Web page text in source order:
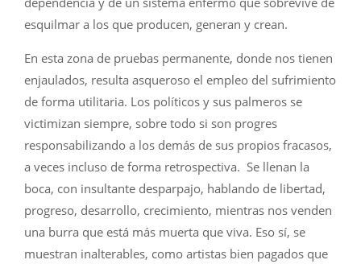
esquilmar a los que producen, generan y crean.
En esta zona de pruebas permanente, donde nos tienen
enjaulados, resulta asqueroso el empleo del sufrimiento
de forma utilitaria. Los políticos y sus palmeros se
victimizan siempre, sobre todo si son progres
responsabilizando a los demás de sus propios fracasos,
a veces incluso de forma retrospectiva. Se llenan la
boca, con insultante desparpajo, hablando de libertad,
progreso, desarrollo, crecimiento, mientras nos venden
una burra que está más muerta que viva. Eso sí, se
muestran inalterables, como artistas bien pagados que